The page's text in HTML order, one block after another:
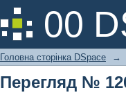
00
Перегляд №
Головна сторінка DSpace →
Перегляд №